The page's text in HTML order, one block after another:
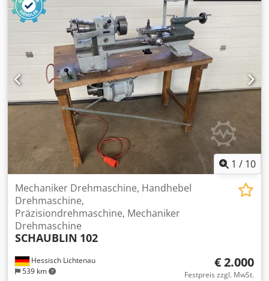
1 / 10
Hessisch Lichtenau
539 km
Mechaniker Drehmaschine, Handhebel
Drehmaschine,
Präzisiondrehmaschine, Mechaniker
Drehmaschine
SCHAUBLIN 102
€ 2.000
Festpreis zzgl. MwSt.